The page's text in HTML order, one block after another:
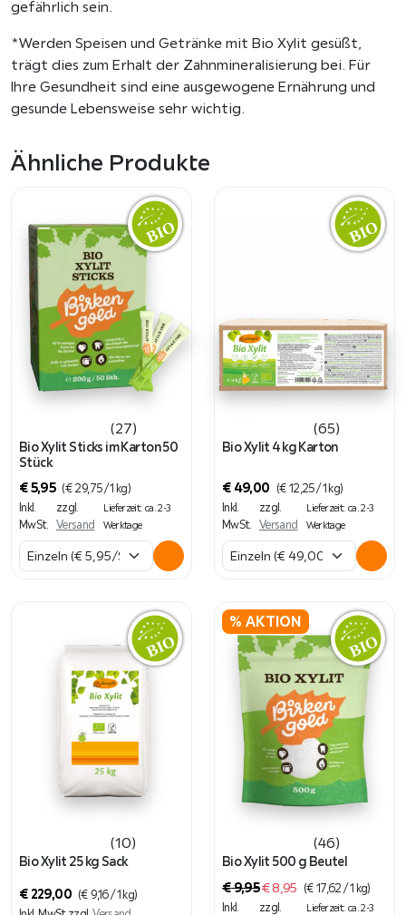
n
gefährlich sein.
*Werden Speisen und Getränke mit Bio Xylit gesüßt,
trägt dies zum Erhalt der Zahnmineralisierung bei. Für
Ihre Gesundheit sind eine ausgewogene Ernährung und
gesunde Lebensweise sehr wichtig.
Ähnliche Produkte
(27)
Bio Xylit Sticks im Karton 50
Stück
€5,95 (€ 29,75/ 1 kg)
Inkl.
MwSt.
zzgl.
Versand
Lieferzeit: ca. 2-3
Werktage
(65)
Bio Xylit 4 kg Karton
€ 49,00 (€ 12,25/ 1 kg)
Inkl.
MwSt.
zzgl.
Versand
Lieferzeit: ca. 2-3
Werktage
(10)
Bio Xylit 25 kg Sack
€ 229,00 (€ 9,16/ 1 kg)
% AKTION
(46)
Bio Xylit 500 g Beutel
€9,95U
r
€8,95A(€ 17,62 / 1 kg)
Inkl.
zzgl.
Lieferzeit: ca. 2-3